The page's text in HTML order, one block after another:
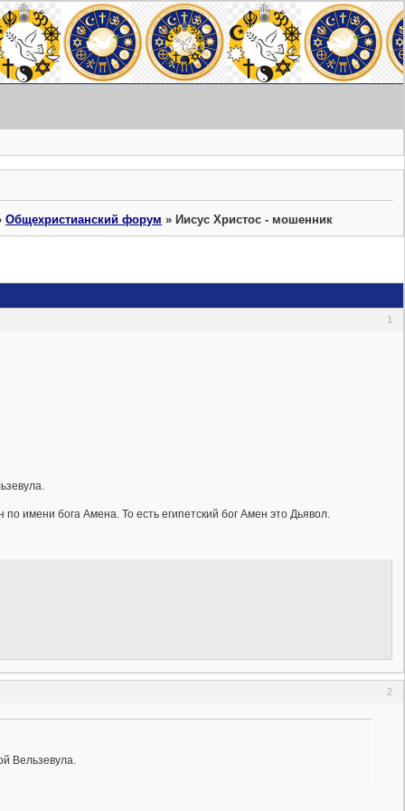
Общехристианский форум »Иисус Христос - мошенник
1
имени бога Амена. То есть египетский бог Амен это Дьявол.
2
Вельзевула.